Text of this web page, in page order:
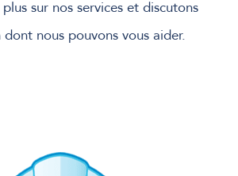
sur nos services et discutons
nous pouvons vous aider.